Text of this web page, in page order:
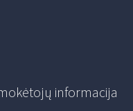
informacija